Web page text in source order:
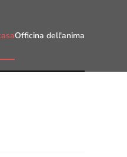
Officina dell'anima